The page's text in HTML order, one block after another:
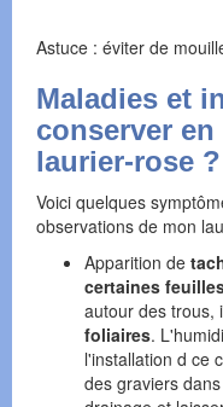
Astuce : éviter de
Maladies et
conserver
laurier-rose ?
Voici quelques
observations de mon
Apparition de
certaines
autour des trous,
foliaires.
l'installation d ce
des graviers